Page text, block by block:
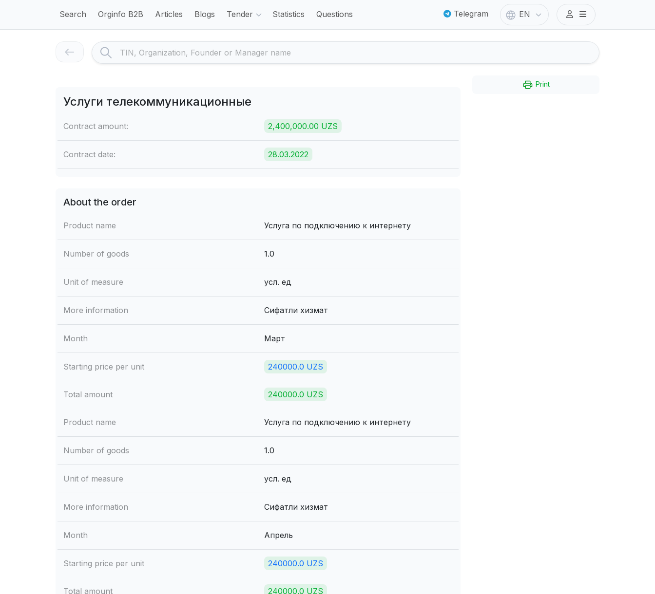
Search Orginfo B2B Articles Blogs Tender Statistics Questions Telegram EN
Услуги телекоммуникационные
Contract amount: 2,400,000.00 UZS
Contract date: 28.03.2022
About the order
Product name Услуга по подключению к интернету
Number of goods 1.0
Unit of measure усл. ед
More information Сифатли хизмат
Month Март
Starting price per unit 240000.0 UZS
Total amount 240000.0 UZS
Product name Услуга по подключению к интернету
Number of goods 1.0
Unit of measure усл. ед
More information Сифатли хизмат
Month Апрель
Starting price per unit 240000.0 UZS
Total amount 240000.0 UZS
Print